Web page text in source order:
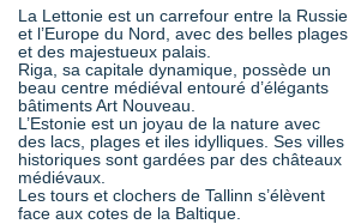
La Lettonie est un carrefour entre la Russie
et l’Europe du Nord, avec des belles plages
et des majestueux palais.
Riga, sa capitale dynamique, possède un
beau centre médiéval entouré d’élégants
bâtiments Art Nouveau.
L’Estonie est un joyau de la nature avec
des lacs, plages et iles idylliques. Ses villes
historiques sont gardées par des châteaux
médiévaux.
Les tours et clochers de Tallinn s’élèvent
face aux cotes de la Baltique.